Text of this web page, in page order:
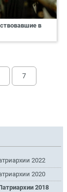
в
7
2022
2020
2018